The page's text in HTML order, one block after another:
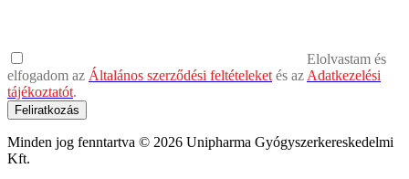
Elolvastam és
elfogadom az Általános szerződési feltételeket és az Adatkezelési
tájékoztatót.
Feliratkozás
Minden jog fenntartva © 2026 Unipharma Gyógyszerkereskedelmi
Kft.